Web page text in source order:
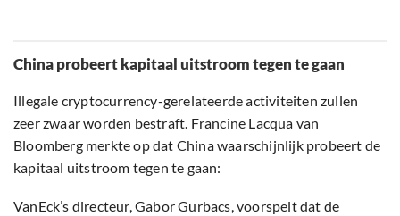
China probeert kapitaal uitstroom tegen te gaan
Illegale cryptocurrency-gerelateerde activiteiten zullen
zeer zwaar worden bestraft. Francine Lacqua van
Bloomberg merkte op dat China waarschijnlijk probeert de
kapitaal uitstroom tegen te gaan:
VanEck’s directeur, Gabor Gurbacs, voorspelt dat de